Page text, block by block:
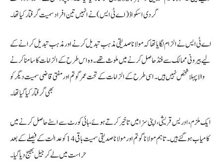
گردی اسکواڈ (اے ٹی ایس) نے انہیں تین افراد سمیت گرفتار کیا تھا۔
اے ٹی ایس نے الزام لگایا تھا کہ مولانا صدیقی مذہب تبدیل کرنے اور مذہب تبدیل کرانے کے
لیے بیرونی ممالک سے فنڈ حاصل کرنے میں ملوث تھے۔ وہ اس طرح کے الزامات کا سامنا کرنے
والا پہلا شخص نہیں ہیں۔ اسی طرح کے الزامات کے تحت عمر گوتم اور مفتی قاضی سمیت دیگر کو
بھی گرفتار کیا گیا تھا۔
ایک ملزم،ادریس قریشی، اپنی سزا میں تاخیر کرتے ہوئے، ہائی کورٹ سے اسٹے حاصل کرنے میں
کامیاب ہوگئے ہیں۔ تاہم مولانا گوتم اور مولانا صدیقی سمیت باقی 14 کو عدالت کے فیصلے کے بعد
حراست میں لے کر جیل بھیج دیا گیا۔